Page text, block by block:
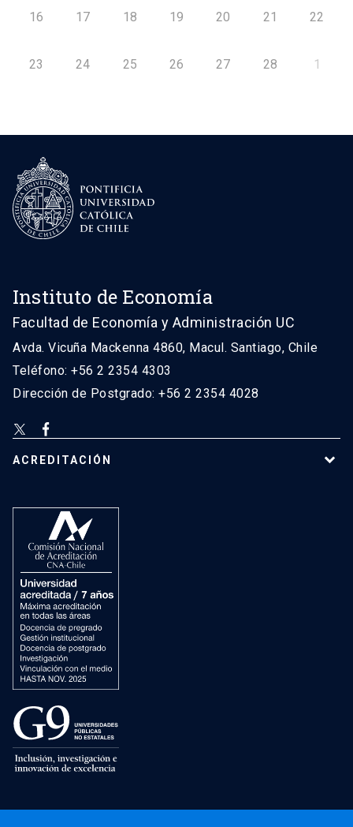
16 17 18 19 20 21 22
23 24 25 26 27 28 1
Instituto de Economía
Facultad de Economía y Administración UC
Avda. Vicuña Mackenna 4860, Macul. Santiago, Chile
Teléfono: +56 2 2354 4303
Dirección de Postgrado: +56 2 2354 4028
ACREDITACIÓN